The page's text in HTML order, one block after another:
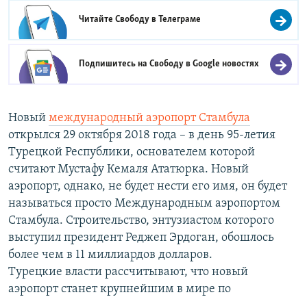
Читайте Свободу вТелеграме
Подпишитесь на Свободу вGoogle новостях
Новый международный аэропорт Стамбула
открылся 29 октября 2018 года – в день 95-летия
Турецкой Республики, основателем которой
считают Мустафу Кемаля Ататюрка. Новый
аэропорт, однако, не будет нести его имя, он будет
называться просто Международным аэропортом
Стамбула. Строительство, энтузиастом которого
выступил президент Реджеп Эрдоган, обошлось
более чем в 11 миллиардов долларов.
Турецкие власти рассчитывают, что новый
аэропорт станет крупнейшим в мире по